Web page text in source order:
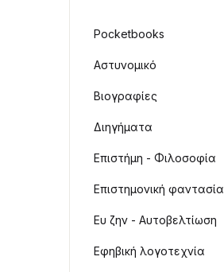
Pocketbooks
Αστυνομικό
Βιογραφίες
Διηγήματα
Επιστήμη - Φιλοσοφία
Επιστημονική φαντασία
Ευ ζην - Αυτοβελτίωση
Εφηβική λογοτεχνία